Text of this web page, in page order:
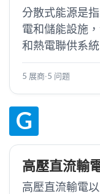
分散式能源是
電和儲能設施
和熱電聯供系統
5 展商·5 问题
G
高壓直流輸
高壓直流輸電